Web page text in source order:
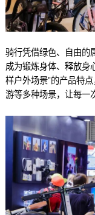
骑行凭借绿色、自由的
成为锻炼身体、释放身
样户外场景”的产品特
游等多种场景，让每一